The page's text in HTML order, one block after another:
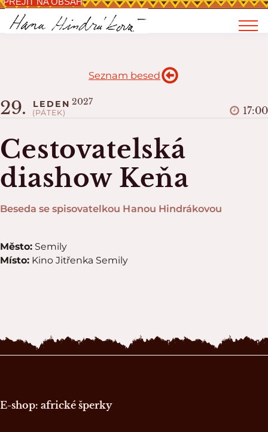
Seznam besed
Beseda se spisovatelkou Hanou Hindrákovou
Cestovatelská
diashow Keňa
29. LEDEN
(PÁTEK)
2027
17:00
Město: Semily
Místo: Kino Jitřenka Semily
E-shop: africké šperky